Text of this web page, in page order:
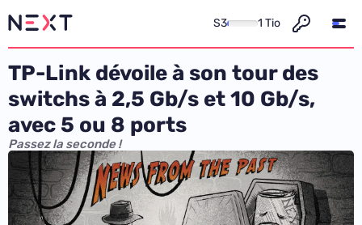
S3 1 Tio
TP-Link dévoile à son tour des
switchs à 2,5 Gb/s et 10 Gb/s,
avec 5 ou 8 ports
Passez la seconde !